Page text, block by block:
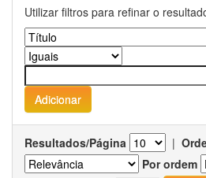
Utilizar filtros para refinar o
Resultados/Página |
Por ordem